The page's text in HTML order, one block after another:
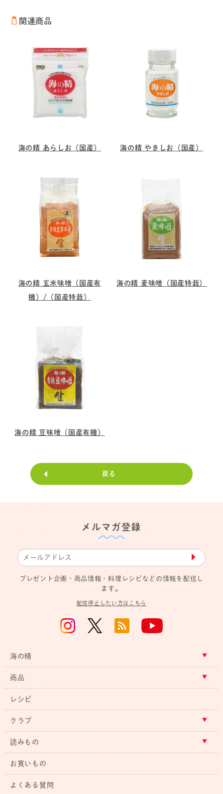
関連商品
海の精 あらしお（国産） 海の精 やきしお（国産）
海の精 玄米味噌（国産有
機）/（国産特栽）
海の精 麦味噌（国産特栽）
海の精 豆味噌（国産有機）
戻る
メルマガ登録
▶︎
プレゼント企画・商品情報・料理レシピなどの情報を配信し
ます。
配信停止したい方はこちら
海の精
商品
レシピ
クラブ
読みもの
お買いもの
よくある質問